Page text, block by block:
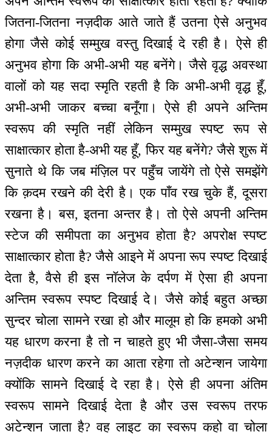
जितना-जितना नज़दीक आते जाते हैं उतना ऐसे अनुभव
होगा जैसे कोई सम्मुख वस्तु दिखाई दे रही है। ऐसे ही
अनुभव होगा कि अभी-अभी यह बनेंगे। जैसे वृद्ध अवस्था
वालों को यह सदा स्मृति रहती है कि अभी-अभी वृद्ध हूँ,
अभी-अभी जाकर बच्चा बनूँगा। ऐसे ही अपने अन्तिम
स्वरूप की स्मृति नहीं लेकिन सम्मुख स्पष्ट रूप से
साक्षात्कार होता है-अभी यह हूँ, फिर यह बनेंगे? जैसे शुरू में
सुनाते थे कि जब मंज़िल पर पहुँच जायेंगे तो ऐसे समझेंगे
कि क़दम रखने की देरी है। एक पाँव रख चुके हैं, दूसरा
रखना है। बस, इतना अन्तर है। तो ऐसे अपनी अन्तिम
स्टेज की समीपता का अनुभव होता है? अपरोक्ष स्पष्ट
साक्षात्कार होता है? जैसे आइने में अपना रूप स्पष्ट दिखाई
देता है, वैसे ही इस नॉलेज के दर्पण में ऐसा ही अपना
अन्तिम स्वरूप स्पष्ट दिखाई दे। जैसे कोई बहुत अच्छा
सुन्दर चोला सामने रखा हो और मालूम हो कि हमको अभी
यह धारण करना है तो न चाहते हुए भी जैसा-जैसा समय
नज़दीक धारण करने का आता रहेगा तो अटेन्शन जायेगा
क्योंकि सामने दिखाई दे रहा है। ऐसे ही अपना अंतिम
स्वरूप सामने दिखाई देता है और उस स्वरूप तरफ
अटेन्शन जाता है? वह लाइट का स्वरूप कहो वा चोला